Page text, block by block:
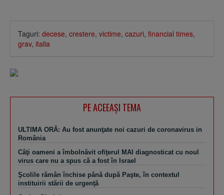
Taguri: decese, crestere, victime, cazuri, financial times,
grav, italia
PE ACEEAŞI TEMA
ULTIMA ORĂ: Au fost anunţate noi cazuri de coronavirus in
România
Câţi oameni a îmbolnăvit ofiţerul MAI diagnosticat cu noul
virus care nu a spus că a fost în Israel
Şcolile rămân închise până după Paşte, în contextul
instituirii stării de urgenţă